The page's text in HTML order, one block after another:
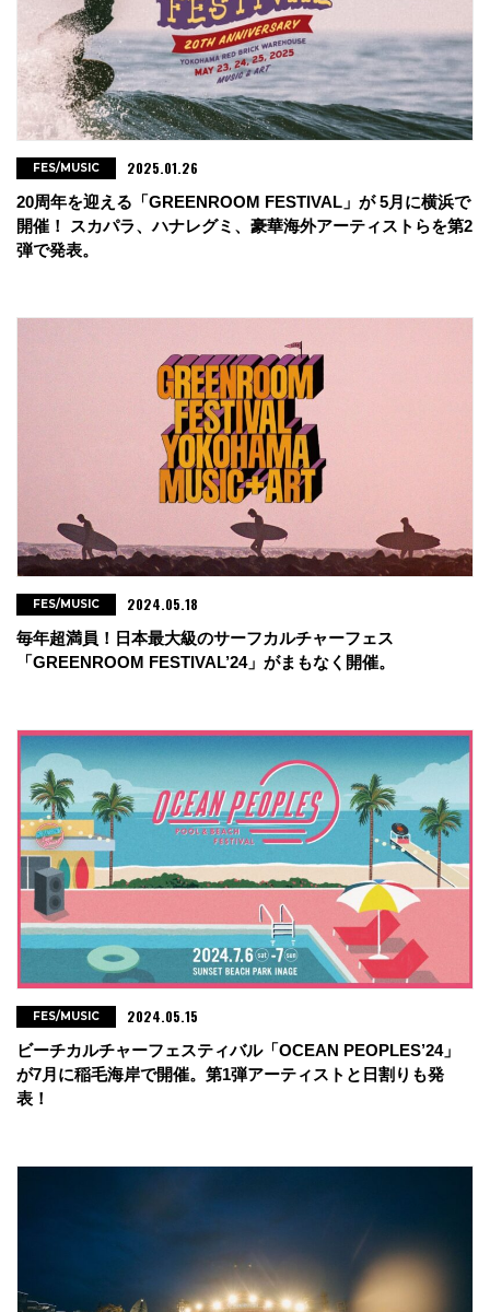
20周年を迎える「GREENROOM FESTIVAL」が 5月に横浜で
開催！ スカパラ、ハナレグミ、豪華海外アーティストらを第2
弾で発表。
FES/MUSIC 2025.01.26
毎年超満員！日本最大級のサーフカルチャーフェス
「GREENROOM FESTIVAL’24」がまもなく開催。
FES/MUSIC 2024.05.18
ビーチカルチャーフェスティバル「OCEAN PEOPLES’24」
が7月に稲毛海岸で開催。第1弾アーティストと日割りも発
表！
FES/MUSIC 2024.05.15